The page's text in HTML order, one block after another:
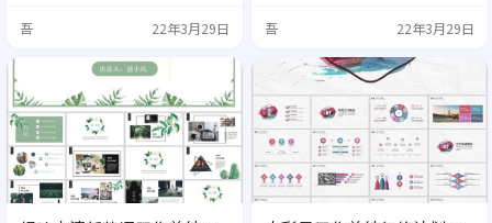
吾 22年3月29日 吾 22年3月29日